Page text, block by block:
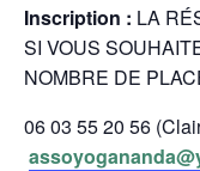
Inscription : LA
SI VOUS
NOMBRE DE
06 03 55 20 56